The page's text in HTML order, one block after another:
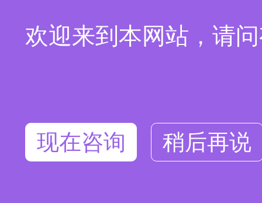
欢迎来到本网站，请
现在咨询 稍后再说